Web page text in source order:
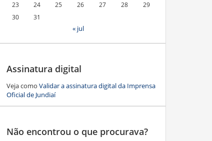
23
24 25 26 27 28
29
30
31
« jul
Assinatura digital
Veja como Validar a assinatura digital da Imprensa
Oficial de Jundiaí
Não encontrou o que procurava?